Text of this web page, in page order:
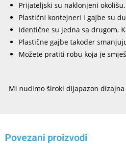
Prijateljski su naklonjeni
Plastični kontejneri i gajbe su
Identične su jedna sa drugom.
Plastične gajbe također
Možete pratiti robu koja je
Mi nudimo široki dijapazon
Povezani proizvodi